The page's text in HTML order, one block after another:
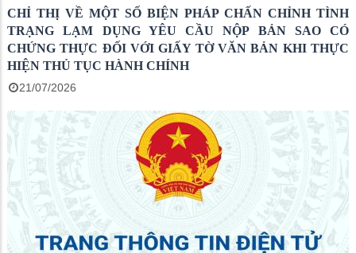
CHỈ THỊ VỀ MỘT SỐ BIỆN PHÁP CHẤN CHỈNH TÌNH
TRẠNG LẠM DỤNG YÊU CẦU NỘP BẢN SAO CÓ
CHỨNG THỰC ĐỐI VỚI GIẤY TỜ VĂN BẢN KHI THỰC
HIỆN THỦ TỤC HÀNH CHÍNH
21/07/2026